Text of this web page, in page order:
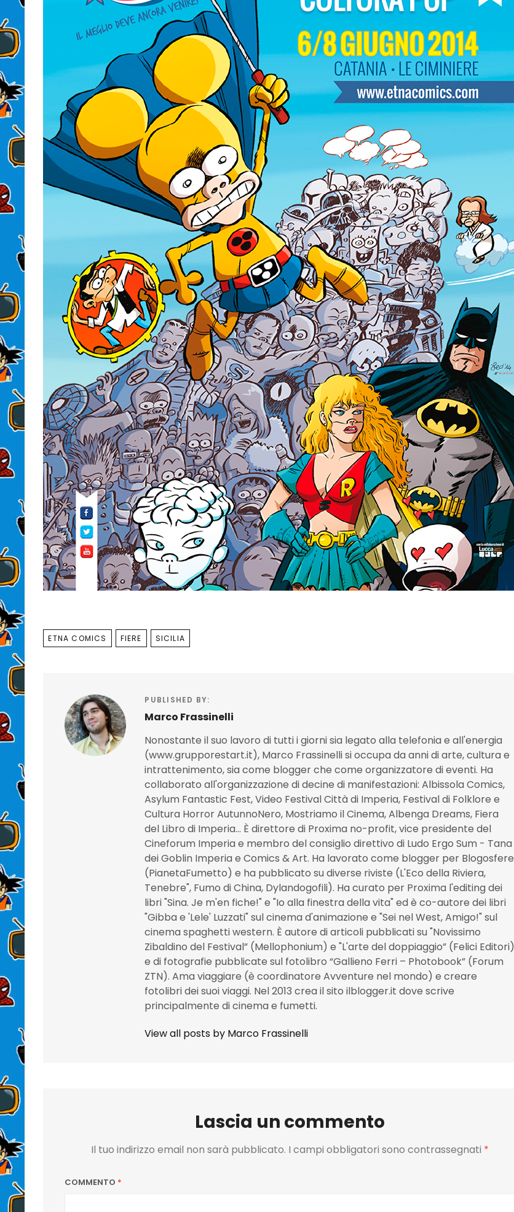
TAGS
ETNA COMICS FIERE SICILIA
PUBLISHED BY:
Marco Frassinelli
Nonostante il suo lavoro di tutti i giorni sia legato alla telefonia e all'energia
(www.grupporestart.it), Marco Frassinelli si occupa da anni di arte, cultura e
intrattenimento, sia come blogger che come organizzatore di eventi. Ha
collaborato all'organizzazione di decine di manifestazioni: Albissola Comics,
Asylum Fantastic Fest, Video Festival Città di Imperia, Festival di Folklore e
Cultura Horror AutunnoNero, Mostriamo il Cinema, Albenga Dreams, Fiera
del Libro di Imperia... È direttore di Proxima no-profit, vice presidente del
Cineforum Imperia e membro del consiglio direttivo di Ludo Ergo Sum - Tana
dei Goblin Imperia e Comics & Art. Ha lavorato come blogger per Blogosfere
(PianetaFumetto) e ha pubblicato su diverse riviste (L'Eco della Riviera,
Tenebre", Fumo di China, Dylandogofili). Ha curato per Proxima l'editing dei
libri "Sina. Je m'en fiche!" e "Io alla finestra della vita" ed è co-autore dei libri
"Gibba e 'Lele' Luzzati" sul cinema d'animazione e "Sei nel West, Amigo!" sul
cinema spaghetti western. È autore di articoli pubblicati su "Novissimo
Zibaldino del Festival” (Mellophonium) e "L'arte del doppiaggio” (Felici Editori)
e di fotografie pubblicate sul fotolibro “Gallieno Ferri – Photobook” (Forum
ZTN). Ama viaggiare (è coordinatore Avventure nel mondo) e creare
fotolibri dei suoi viaggi. Nel 2013 crea il sito ilblogger.it dove scrive
principalmente di cinema e fumetti.
View all posts by Marco Frassinelli
Lascia un commento
Il tuo indirizzo email non sarà pubblicato. I campi obbligatori sono contrassegnati *
COMMENTO *